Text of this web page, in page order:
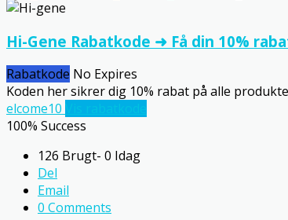
Hi-Gene Rabatkode ➜ Få din 10%
Rabatkode No Expires
Koden her sikrer dig 10% rabat på alle
elcome10
100% Success
126 Brugt- 0 Idag
Del
Email
0 Comments